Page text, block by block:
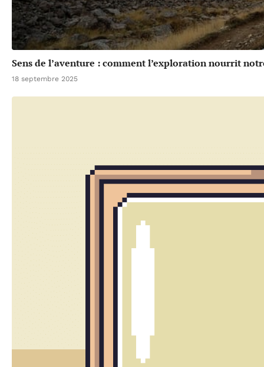
Sens de l’aventure : comment l’exploration nourrit
18 septembre 2025